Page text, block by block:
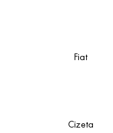
Fiat
Cizeta